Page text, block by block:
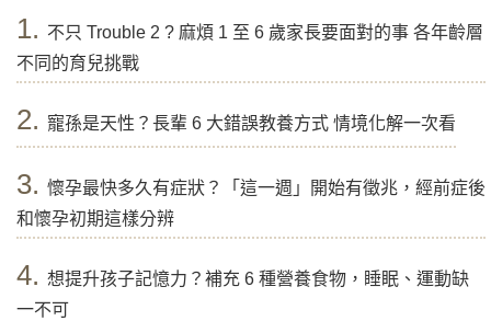
1. 不只 Trouble 2 ? 麻煩 1 至 6 歲家長要面對的事 各年齡層
不同的育兒挑戰
2. 寵孫是天性？長輩 6 大錯誤教養方式 情境化解一次看
3. 懷孕最快多久有症狀？「這一週」開始有徵兆，經前症後
和懷孕初期這樣分辨
4. 想提升孩子記憶力？補充 6 種營養食物，睡眠、運動缺
一不可